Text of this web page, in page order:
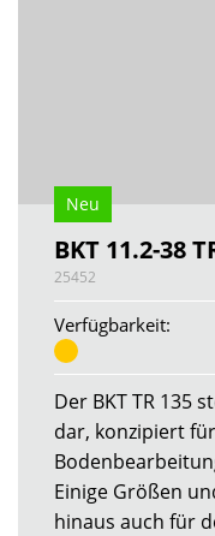
Neu
BKT 11.2-38
25452
Verfügbarkeit:
Der BKT TR 135
dar, konzipiert
Einige Größen
hinaus auch für